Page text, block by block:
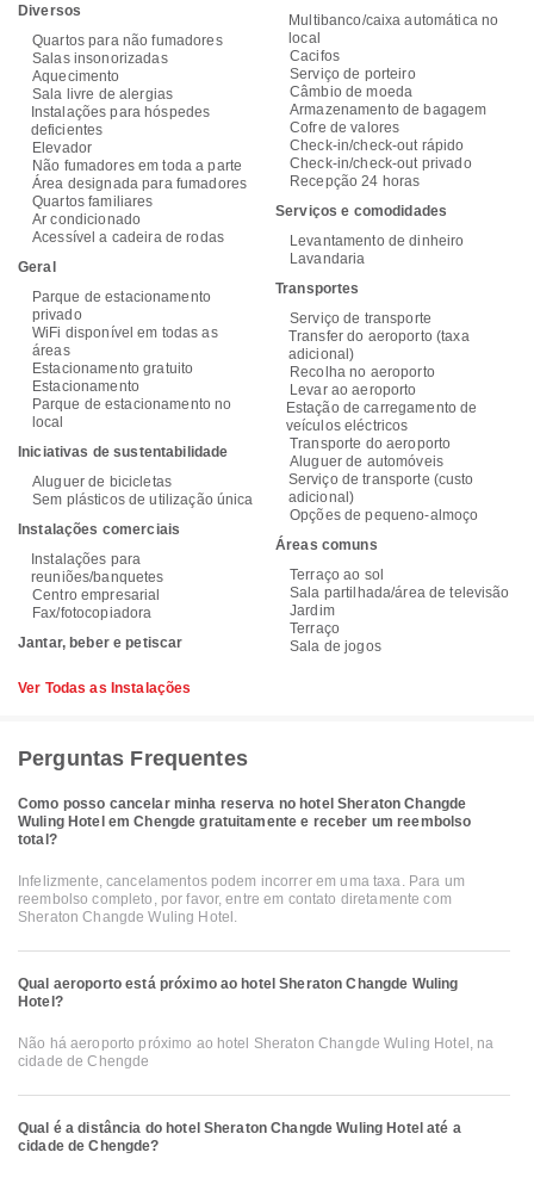
Diversos
Quartos para não fumadores
Salas insonorizadas
Aquecimento
Sala livre de alergias
Instalações para hóspedes
deficientes
Elevador
Não fumadores em toda a parte
Área designada para fumadores
Quartos familiares
Ar condicionado
Acessível a cadeira de rodas
Geral
Parque de estacionamento
privado
WiFi disponível em todas as
áreas
Estacionamento gratuito
Estacionamento
Parque de estacionamento no
local
Iniciativas de sustentabilidade
Aluguer de bicicletas
Sem plásticos de utilização única
Instalações comerciais
Instalações para
reuniões/banquetes
Centro empresarial
Fax/fotocopiadora
Jantar, beber e petiscar
Multibanco/caixa automática no
local
Cacifos
Serviço de porteiro
Câmbio de moeda
Armazenamento de bagagem
Cofre de valores
Check-in/check-out rápido
Check-in/check-out privado
Recepção 24 horas
Serviços e comodidades
Levantamento de dinheiro
Lavandaria
Transportes
Serviço de transporte
Transfer do aeroporto (taxa
adicional)
Recolha no aeroporto
Levar ao aeroporto
Estação de carregamento de
veículos eléctricos
Transporte do aeroporto
Aluguer de automóveis
Serviço de transporte (custo
adicional)
Opções de pequeno-almoço
Áreas comuns
Terraço ao sol
Sala partilhada/área de televisão
Jardim
Terraço
Sala de jogos
Ver Todas as Instalações
Perguntas Frequentes
Como posso cancelar minha reserva no hotel Sheraton Changde
Wuling Hotel em Chengde gratuitamente e receber um reembolso
total?
Infelizmente, cancelamentos podem incorrer em uma taxa. Para um
reembolso completo, por favor, entre em contato diretamente com
Sheraton Changde Wuling Hotel.
Qual aeroporto está próximo ao hotel Sheraton Changde Wuling
Hotel?
Não há aeroporto próximo ao hotel Sheraton Changde Wuling Hotel, na
cidade de Chengde
Qual é a distância do hotel Sheraton Changde Wuling Hotel até a
cidade de Chengde?